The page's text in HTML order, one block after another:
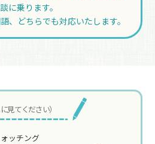
に乗ります。
、どちらでも対応いたします。
見てください）
ッチング